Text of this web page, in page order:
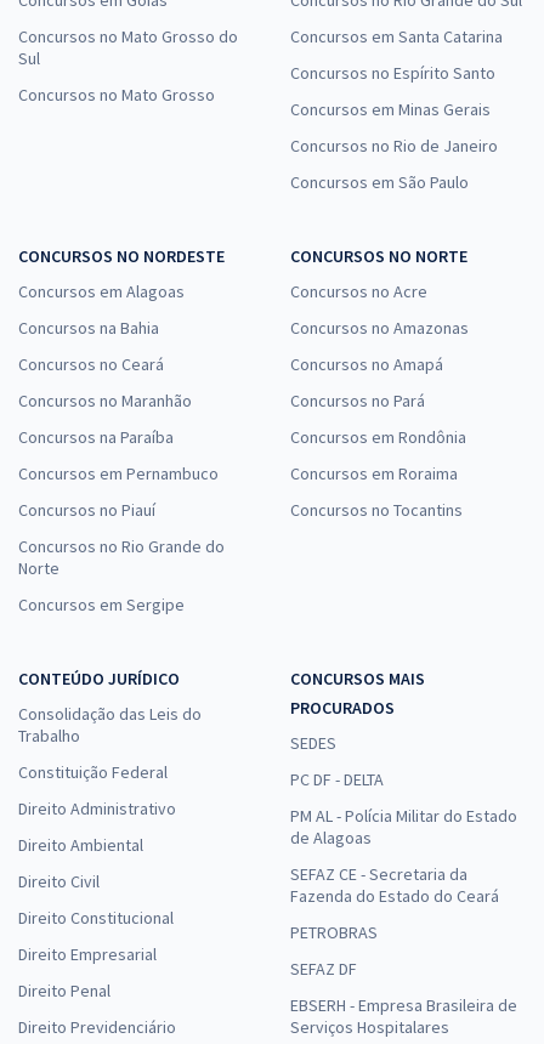
Concursos no Mato Grosso do
Sul
Concursos no Mato Grosso
Concursos em Santa Catarina
Concursos no Espírito Santo
Concursos em Minas Gerais
Concursos no Rio de Janeiro
Concursos em São Paulo
CONCURSOS NO NORDESTE
Concursos em Alagoas
Concursos na Bahia
Concursos no Ceará
Concursos no Maranhão
Concursos na Paraíba
Concursos em Pernambuco
Concursos no Piauí
Concursos no Rio Grande do
Norte
Concursos em Sergipe
CONCURSOS NO NORTE
Concursos no Acre
Concursos no Amazonas
Concursos no Amapá
Concursos no Pará
Concursos em Rondônia
Concursos em Roraima
Concursos no Tocantins
CONTEÚDO JURÍDICO
Consolidação das Leis do
Trabalho
Constituição Federal
Direito Administrativo
Direito Ambiental
Direito Civil
Direito Constitucional
Direito Empresarial
Direito Penal
Direito Previdenciário
CONCURSOS MAIS
PROCURADOS
SEDES
PC DF - DELTA
PM AL - Polícia Militar do Estado
de Alagoas
SEFAZ CE - Secretaria da
Fazenda do Estado do Ceará
PETROBRAS
SEFAZ DF
EBSERH - Empresa Brasileira de
Serviços Hospitalares